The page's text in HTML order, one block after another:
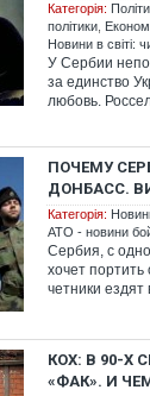
Категорія:
політики
Новини в світі:
У Сербии
за единство
любовь.
ПОЧЕМУ
ДОНБАСС.
Категорія:
АТО - новини
Сербия, с
хочет
четники ездят
КОХ: В 90-Х
«ФАК». И